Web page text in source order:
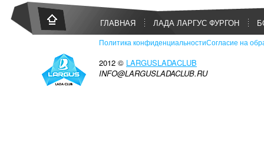
ГЛАВНАЯ ЛАДА ЛАРГУС ФУРГОН
Политика конфиденциальностиСогласие на
2012 © LARGUSLADACLUB
INFO@LARGUSLADACLUB.RU